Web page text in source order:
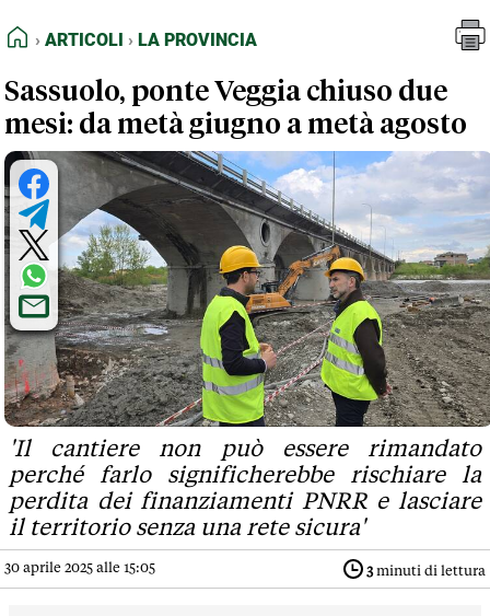
FEED RSS
NORMATIVE DEONTOLOGICHE
TERMINI e CONDIZIONI
Articoli
La Provincia
HOME
ARTICOLI LA PROVINCIA
Sassuolo, ponte Veggia chiuso due
mesi: da metà giugno a metà agosto
'Il cantiere non può essere rimandato
perché farlo significherebbe rischiare la
perdita dei finanziamenti PNRR e lasciare
il territorio senza una rete sicura'
30 aprile 2025 alle 15:05 3minuti di lettura